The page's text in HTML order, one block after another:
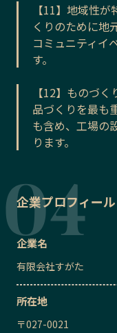
【11】地域性
くりのために地
コミュニティイ
す。
【12】ものづ
品づくりを最も
も含め、工場の
ります。
企業プロフィール
企業名
有限会社すがた
所在地
〒027-0021